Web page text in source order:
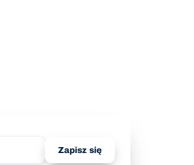
Zapisz się